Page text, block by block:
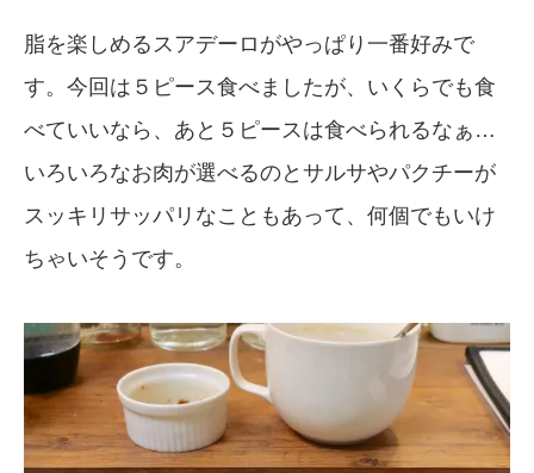
脂を楽しめるスアデーロがやっぱり一番好みで
す。今回は５ピース食べましたが、いくらでも食
べていいなら、あと５ピースは食べられるなぁ…
いろいろなお肉が選べるのとサルサやパクチーが
スッキリサッパリなこともあって、何個でもいけ
ちゃいそうです。